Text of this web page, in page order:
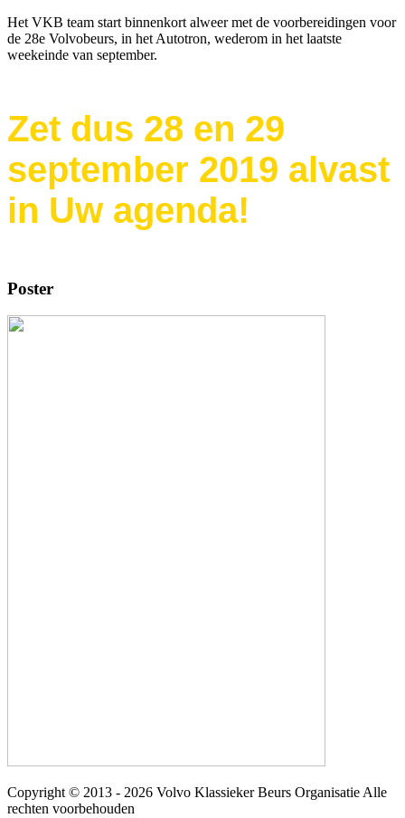
Het VKB team start binnenkort alweer met de voorbereidingen voor
de 28e Volvobeurs, in het Autotron, wederom in het laatste
weekeinde van september.
Zet dus 28 en 29
september 2019 alvast
in Uw agenda!
Poster
Copyright © 2013 - 2026 Volvo Klassieker Beurs Organisatie Alle
rechten voorbehouden